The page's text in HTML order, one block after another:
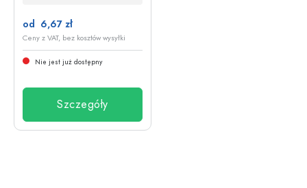
od 6,67 zł
Ceny z VAT, bez kosztów wysyłki
Nie jest już dostępny
Szczegóły